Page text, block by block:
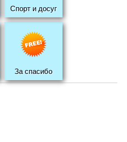
Спорт и досуг
За спасибо